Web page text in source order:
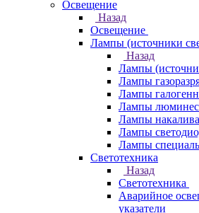
Освещение
Назад
Освещение
Лампы (источники
Назад
Лампы
Лампы
Лампы
Лампы
Лампы
Лампы
Лампы
Светотехника
Назад
Светотехника
Аварийное
указатели